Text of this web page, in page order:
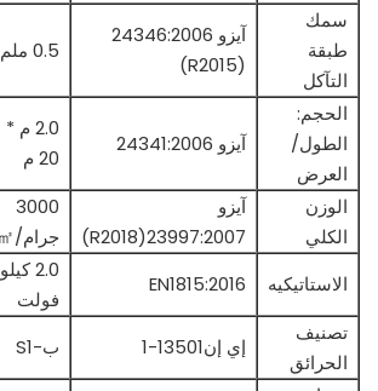
سمك
طبقة
التآكل
آيزو 24346:2006
(R2015)
0.5 ملم
الحجم:
الطول/
العرض
آيزو 24341:2006
2.0 م *
20 م
الوزن
الكلي
آيزو
23997:2007(R2018)
3000
جرام/㎡
الاستاتيكيه
EN1815:2016
2.0 كيلو
فولت
تصنيف
الحرائق
إي إن13501-1
ب-S1